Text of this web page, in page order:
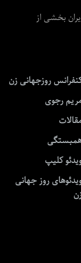
بخشی از
روزجهانی زن
رجوی
کلیپ
روز جهانی